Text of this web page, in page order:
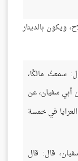
ويكون بالدينار
سمعتُ مالكًا،
أبي سفيان، عن
في خمسة
قال: قال